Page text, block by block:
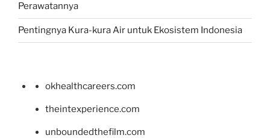
Perawatannya
Pentingnya Kura-kura Air untuk Ekosistem Indonesia
okhealthcareers.com
theintexperience.com
unboundedthefilm.com